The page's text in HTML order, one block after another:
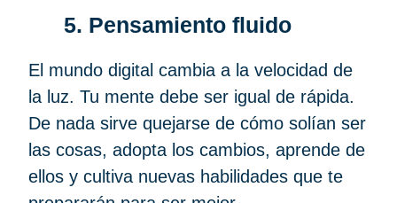
5. Pensamiento fluido
El mundo digital cambia a la velocidad de
la luz. Tu mente debe ser igual de rápida.
De nada sirve quejarse de cómo solían ser
las cosas, adopta los cambios, aprende de
ellos y cultiva nuevas habilidades que te